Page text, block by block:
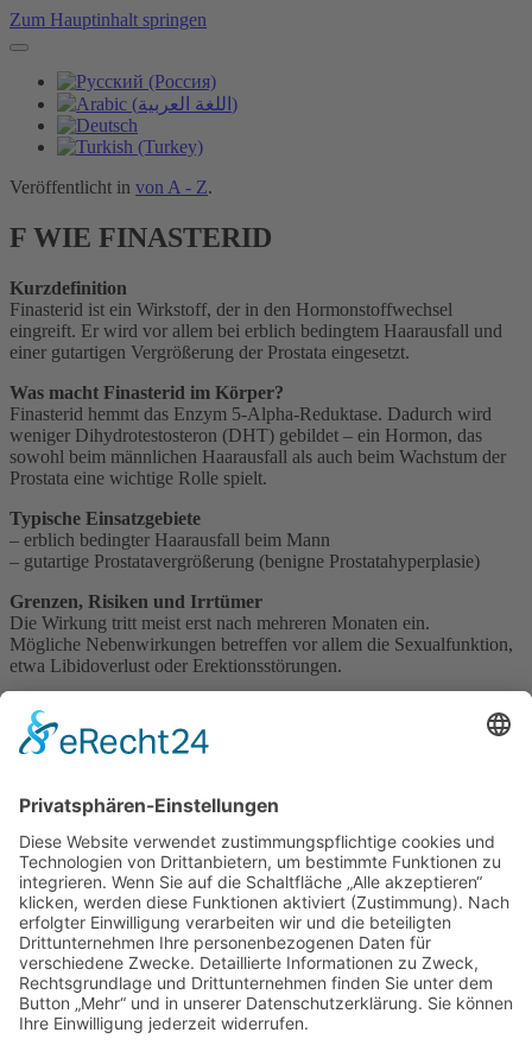
Zum Hauptinhalt springen
Veröffentlicht in von A - Z.
F WIE FINASTERID
Kurzdefinition
Finasterid ist ein Wirkstoff, der in den Hormonstoffwechsel
eingreift. Er wird vor allem bei erblich bedingtem Haarausfall und
einer gutartigen Vergrößerung der Prostata eingesetzt.
Was macht Finasterid im Körper?
Finasterid hemmt das Enzym 5-Alpha-Reduktase. Dadurch wird
weniger Dihydrotestosteron (DHT) gebildet – ein Hormon, das
sowohl beim männlichen Haarausfall als auch beim Wachstum der
Prostata eine wichtige Rolle spielt.
Typische Einsatzgebiete
– erblich bedingter Haarausfall beim Mann
– gutartige Prostatavergrößerung (benigne Prostatahyperplasie)
Grenzen, Risiken und Irrtümer
Die Wirkung tritt meist erst nach mehreren Monaten ein.
Mögliche Nebenwirkungen betreffen vor allem die Sexualfunktion,
etwa Libidoverlust oder Erektionsstörungen.
Ein häufiger Irrtum: Finasterid könne verlorene Haare innerhalb
weniger Wochen zurückbringen. Tatsächlich erfordert die Therapie
Geduld und wirkt nicht bei jeder Form des Haarausfalls.
Finasterid ist einer der bekanntesten Wirkstoffe gegen erblich
bedingten Haarausfall. Vor Beginn der Behandlung sollte jedoch
klar sein, welche Erwartungen realistisch sind und welche Risiken
bestehen.
Impressum
Datenschutzerklärung
Sitemap
Login
Apotheken-Bloggen
einetoolboxx-mediaWebsite